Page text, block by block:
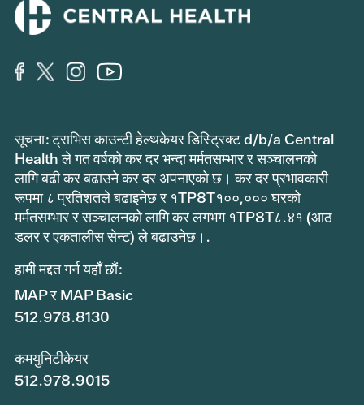
सूचना: ट्राभिस काउन्टी हेल्थकेयर डिस्ट्रिक्ट d/b/a Central
Health ले गत वर्षको कर दर भन्दा मर्मतसम्भार र सञ्चालनको
लागि बढी कर बढाउने कर दर अपनाएको छ। कर दर प्रभावकारी
रूपमा ८ प्रतिशतले बढाइनेछ र १TP8T१००,००० घरको
मर्मतसम्भार र सञ्चालनको लागि कर लगभग १TP8T८.४१ (आठ
डलर र एकतालीस सेन्ट) ले बढाउनेछ।.
हामी मद्दत गर्न यहाँ छौं:
MAP र MAP Basic
512.978.8130
कमयुनिटीकेयर
512.978.9015